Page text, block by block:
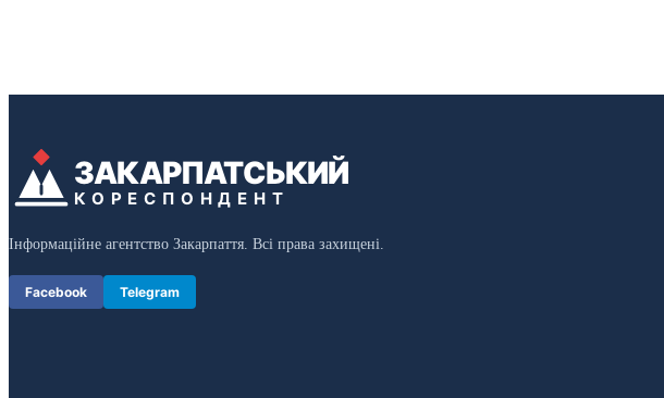
ЗАКАРПАТСЬКИЙ
КОРЕСПОНДЕНТ
Інформаційне агентство Закарпаття. Всі права захищені.
Facebook Telegram